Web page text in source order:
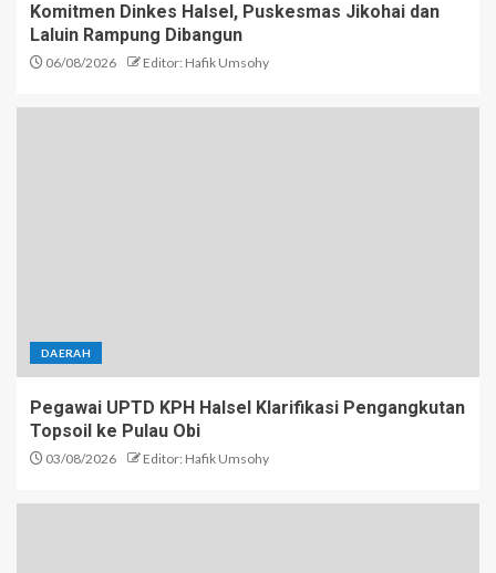
Komitmen Dinkes Halsel, Puskesmas Jikohai dan
Laluin Rampung Dibangun
06/08/2026 Editor: Hafik Umsohy
DAERAH
Pegawai UPTD KPH Halsel Klarifikasi Pengangkutan
Topsoil ke Pulau Obi
03/08/2026 Editor: Hafik Umsohy